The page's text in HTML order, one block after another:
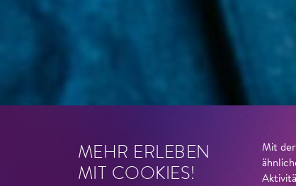
MEHR ERLEBEN
MIT COOKIES!
Mit der